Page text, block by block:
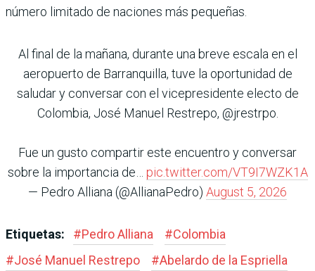
número limitado de naciones más pequeñas.
Al final de la mañana, durante una breve escala en el
aeropuerto de Barranquilla, tuve la oportunidad de
saludar y conversar con el vicepresidente electo de
Colombia, José Manuel Restrepo, @jrestrpo.
Fue un gusto compartir este encuentro y conversar
sobre la importancia de… pic.twitter.com/VT9I7WZK1A
— Pedro Alliana (@AllianaPedro) August 5, 2026
Etiquetas: #Pedro Alliana #Colombia
#José Manuel Restrepo #Abelardo de la Espriella